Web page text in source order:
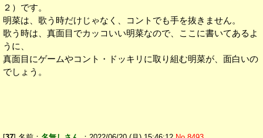
２）です。
明菜は、歌う時だけじゃなく、コントでも手を抜きません。
歌う時は、真面目でカッコいい明菜なので、ここに書いてあるよ
うに、
真面目にゲームやコント・ドッキリに取り組む明菜が、面白いの
でしょう。